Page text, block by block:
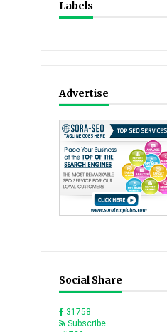
Labels
Advertise
Social Share
31758
Subscribe